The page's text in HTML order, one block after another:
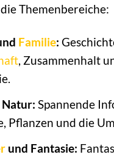
Themenbereiche:
Familie:
, Zusammenhalt
Spannende
Pflanzen und die
und Fantasie: